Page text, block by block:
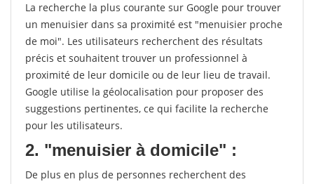
La recherche la plus courante sur Google pour trouver
un menuisier dans sa proximité est "menuisier proche
de moi". Les utilisateurs recherchent des résultats
précis et souhaitent trouver un professionnel à
proximité de leur domicile ou de leur lieu de travail.
Google utilise la géolocalisation pour proposer des
suggestions pertinentes, ce qui facilite la recherche
pour les utilisateurs.
2. "menuisier à domicile" :
De plus en plus de personnes recherchent des